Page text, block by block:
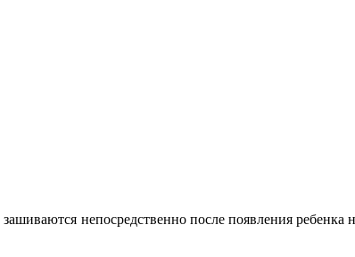
непосредственно после появления ребенка